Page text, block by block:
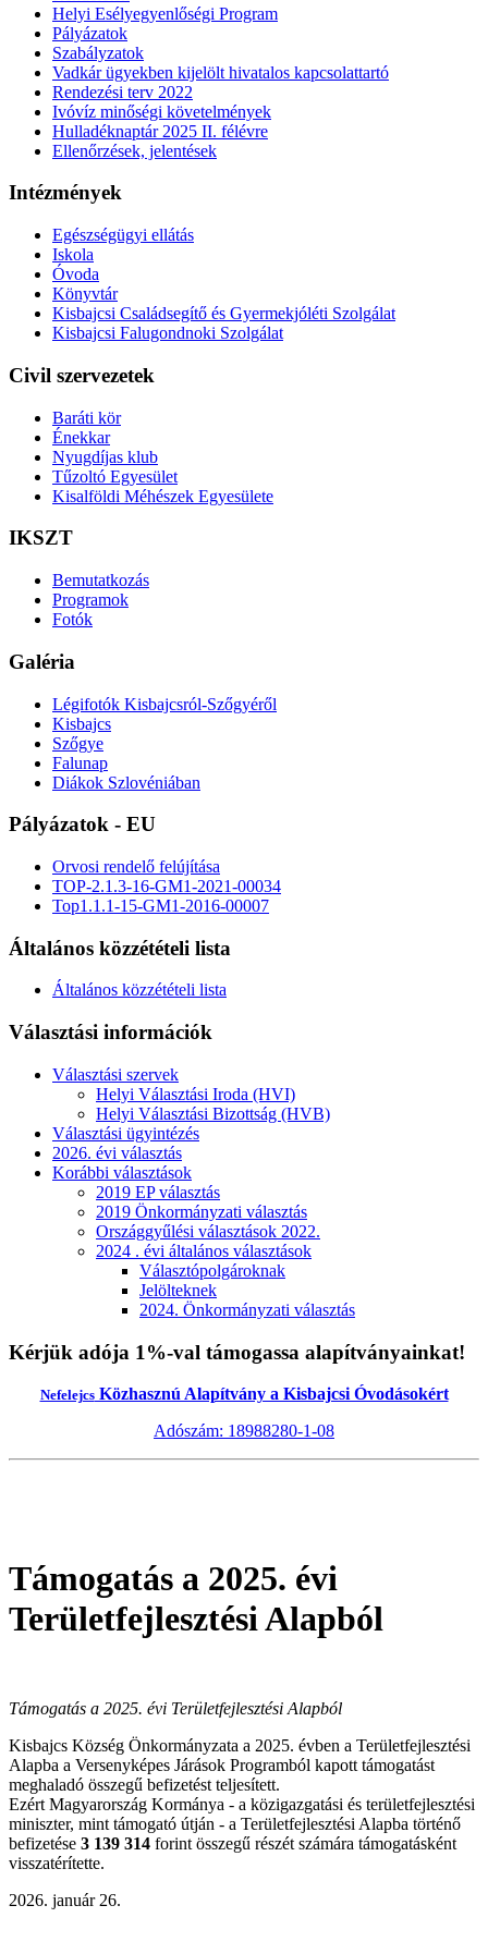
Helyi Esélyegyenlőségi Program
Pályázatok
Szabályzatok
Vadkár ügyekben kijelölt hivatalos kapcsolattartó
Rendezési terv 2022
Ivóvíz minőségi követelmények
Hulladéknaptár 2025 II. félévre
Ellenőrzések, jelentések
Intézmények
Egészségügyi ellátás
Iskola
Óvoda
Könyvtár
Kisbajcsi Családsegítő és Gyermekjóléti Szolgálat
Kisbajcsi Falugondnoki Szolgálat
Civil szervezetek
Baráti kör
Énekkar
Nyugdíjas klub
Tűzoltó Egyesület
Kisalföldi Méhészek Egyesülete
IKSZT
Bemutatkozás
Programok
Fotók
Galéria
Légifotók Kisbajcsról-Szőgyéről
Kisbajcs
Szőgye
Falunap
Diákok Szlovéniában
Pályázatok - EU
Orvosi rendelő felújítása
TOP-2.1.3-16-GM1-2021-00034
Top1.1.1-15-GM1-2016-00007
Általános közzétételi lista
Általános közzétételi lista
Választási információk
Választási szervek
Helyi Választási Iroda (HVI)
Helyi Választási Bizottság (HVB)
Választási ügyintézés
2026. évi választás
Korábbi választások
2019 EP választás
2019 Önkormányzati választás
Országgyűlési választások 2022.
2024 . évi általános választások
Választópolgároknak
Jelölteknek
2024. Önkormányzati választás
Kérjük adója 1%-val támogassa alapítványainkat!
NefelejcsKözhasznú Alapítvány a Kisbajcsi Óvodásokért
Adószám: 18988280-1-08
Támogatás a 2025. évi
Területfejlesztési Alapból
Támogatás a 2025. évi Területfejlesztési Alapból
Kisbajcs Község Önkormányzata a 2025. évben a Területfejlesztési
Alapba a Versenyképes Járások Programból kapott támogatást
meghaladó összegű befizetést teljesített.
Ezért Magyarország Kormánya - a közigazgatási és területfejlesztési
miniszter, mint támogató útján - a Területfejlesztési Alapba történő
befizetése 3 139 314 forint összegű részét számára támogatásként
visszatérítette.
2026. január 26.